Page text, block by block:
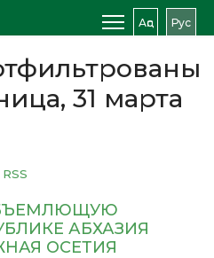
Аԥс Рус
31 марта
АБХАЗИЯ
ОСЕТИЯ